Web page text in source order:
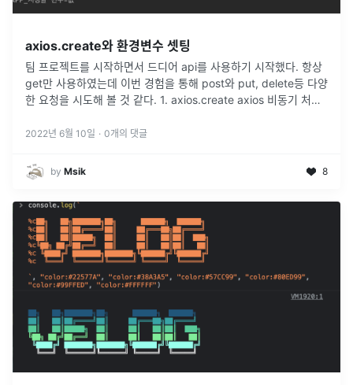
axios.create와 환경변수 셋팅
팀 프로젝트를 시작하면서 드디어 api를 사용하기 시작했다. 항상
get만 사용하였는데 이번 경험을 통해 post와 put, delete등 다양
한 요청을 시도해 볼 것 같다. 1. axios.create axios 비동기 처리
2022년 6월 10일 · 0개의 댓글
by Msik 8